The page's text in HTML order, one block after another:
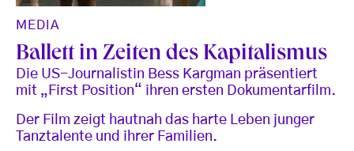
MEDIA
Ballett in Zeiten des Kapitalismus
Die US-Journalistin Bess Kargman präsentiert
mit „First Position“ ihren ersten Dokumentarfilm.
Der Film zeigt hautnah das harte Leben junger
Tanztalente und ihrer Familien.